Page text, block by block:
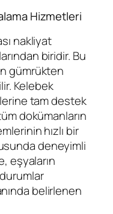
Hizmetleri
nakliyat
biridir. Bu
gümrükten
Kelebek
tam destek
dokümanların
hızlı bir
deneyimli
eşyaların
belirlenen